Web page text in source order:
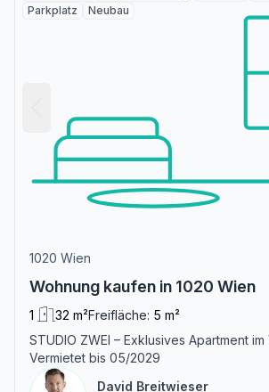
Parkplatz
Neubau
1020 Wien
Wohnung kaufen in 1020 Wien
1 32 m²Freifläche: 5 m²
STUDIO ZWEI – Exklusives Apartment
Vermietet bis 05/2029
David Breitwieser